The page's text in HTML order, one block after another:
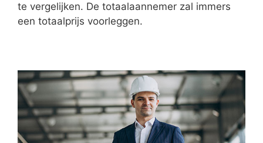
te vergelijken. De totaalaannemer zal immers
een totaalprijs voorleggen.